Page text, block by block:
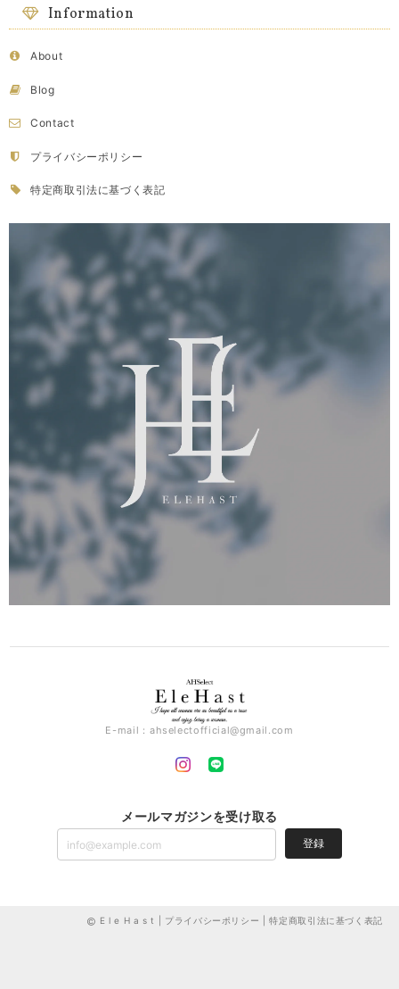
Information
About
Blog
Contact
プライバシーポリシー
特定商取引法に基づく表記
E-mail： ahselectofficial@gmail.com
メールマガジンを受け取る
登録
E l e H a s t | プライバシーポリシー |特定商取引法に基づく表記